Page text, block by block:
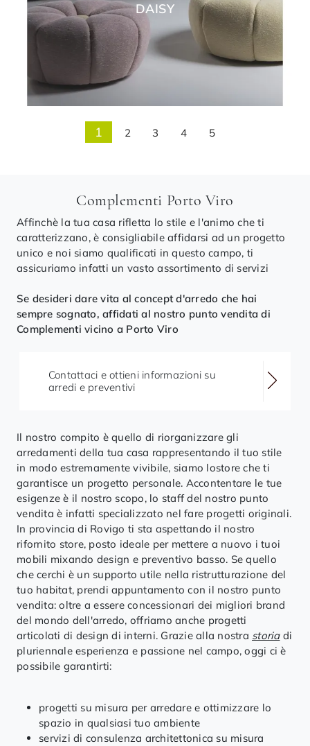
DAISY
1 2 3 4 5
Complementi Porto Viro
Affinchè la tua casa rifletta lo stile e l'animo che ti
caratterizzano, è consigliabile affidarsi ad un progetto
unico e noi siamo qualificati in questo campo, ti
assicuriamo infatti un vasto assortimento di servizi
Se desideri dare vita al concept d'arredo che hai
sempre sognato, affidati al nostro punto vendita di
Complementi vicino a Porto Viro
Contattaci e ottieni informazioni su
arredi e preventivi
Il nostro compito è quello di riorganizzare gli
arredamenti della tua casa rappresentando il tuo stile
in modo estremamente vivibile, siamo lostore che ti
garantisce un progetto personale. Accontentare le tue
esigenze è il nostro scopo, lo staff del nostro punto
vendita è infatti specializzato nel fare progetti originali.
In provincia di Rovigo ti sta aspettando il nostro
rifornito store, posto ideale per mettere a nuovo i tuoi
mobili mixando design e preventivo basso. Se quello
che cerchi è un supporto utile nella ristrutturazione del
tuo habitat, prendi appuntamento con il nostro punto
vendita: oltre a essere concessionari dei migliori brand
del mondo dell'arredo, offriamo anche progetti
articolati di design di interni. Grazie alla nostra storiadi
pluriennale esperienza e passione nel campo, oggi ci è
possibile garantirti:
progetti su misura per arredare e ottimizzare lo
spazio in qualsiasi tuo ambiente
servizi di consulenza architettonica su misura